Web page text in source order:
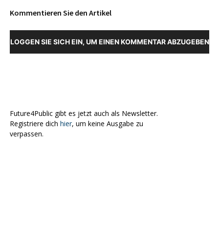
Kommentieren Sie den Artikel
LOGGEN SIE SICH EIN, UM EINEN KOMMENTAR ABZUGEBEN
Future4Public gibt es jetzt auch als Newsletter.
Registriere dich hier, um keine Ausgabe zu
verpassen.